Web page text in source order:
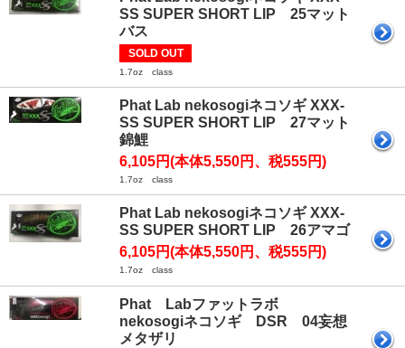
SS SUPER SHORT LIP 25マット
バス
SOLD OUT
1.7oz class
Phat Lab nekosogiネコソギ XXX-
SS SUPER SHORT LIP 27マット
錦鯉
6,105円(本体5,550円、税555円)
1.7oz class
Phat Lab nekosogiネコソギ XXX-
SS SUPER SHORT LIP 26アマゴ
6,105円(本体5,550円、税555円)
1.7oz class
Phat Labファットラボ
nekosogiネコソギ DSR 04妄想
メタザリ